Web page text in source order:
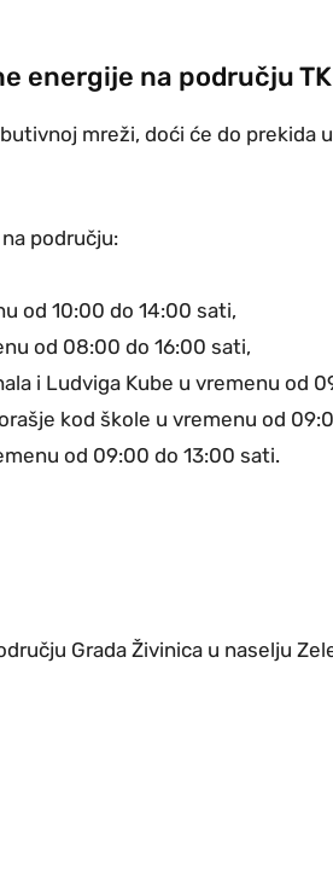
energije na području TK
mreži, doći će do prekida
području:
od 10:00 do 14:00 sati,
od 08:00 do 16:00 sati,
i Ludviga Kube u vremenu od
kod škole u vremenu od
od 09:00 do 13:00 sati.
Grada Živinica u naselju